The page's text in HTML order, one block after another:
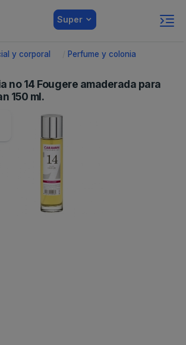
Super
y corporal Perfume y colonia
no 14 Fougere amaderada para
150 ml.